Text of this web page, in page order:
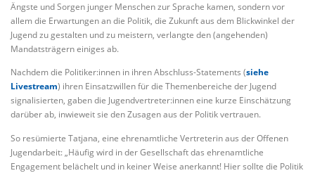
Ängste und Sorgen junger Menschen zur Sprache kamen, sondern vor
allem die Erwartungen an die Politik, die Zukunft aus dem Blickwinkel der
Jugend zu gestalten und zu meistern, verlangte den (angehenden)
Mandatsträgern einiges ab.
Nachdem die Politiker:innen in ihren Abschluss-Statements (siehe
Livestream) ihren Einsatzwillen für die Themenbereiche der Jugend
signalisierten, gaben die Jugendvertreter:innen eine kurze Einschätzung
darüber ab, inwieweit sie den Zusagen aus der Politik vertrauen.
So resümierte Tatjana, eine ehrenamtliche Vertreterin aus der Offenen
Jugendarbeit: „Häufig wird in der Gesellschaft das ehrenamtliche
Engagement belächelt und in keiner Weise anerkannt! Hier sollte die Politik